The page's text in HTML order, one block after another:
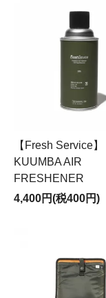
【Fresh Service】
KUUMBA AIR
FRESHENER
4,400円(税400円)